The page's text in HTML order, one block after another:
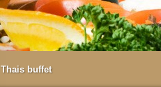
Thais buffet